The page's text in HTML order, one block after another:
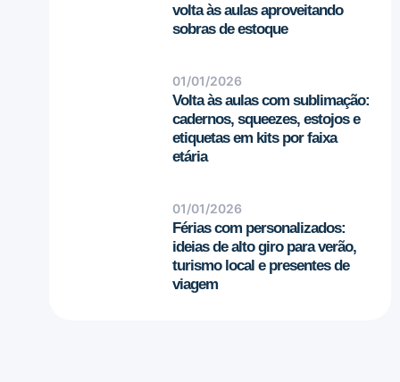
volta às aulas aproveitando
sobras de estoque
01/01/2026
Volta às aulas com sublimação:
cadernos, squeezes, estojos e
etiquetas em kits por faixa
etária
01/01/2026
Férias com personalizados:
ideias de alto giro para verão,
turismo local e presentes de
viagem